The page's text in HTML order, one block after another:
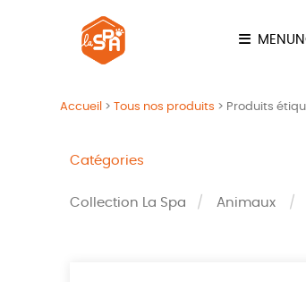
MENU
Accueil >Tous nos produits > Produits
Catégories
Collection La Spa Animaux